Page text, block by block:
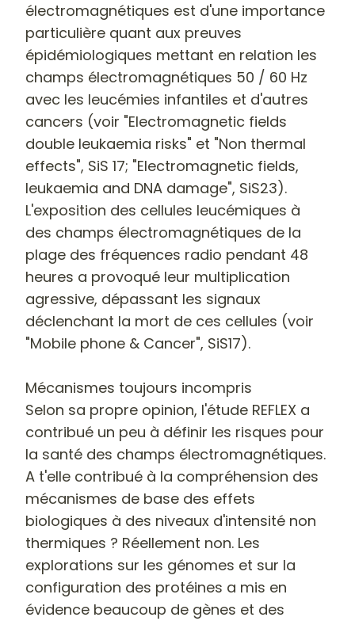
électromagnétiques est d'une importance
particulière quant aux preuves
épidémiologiques mettant en relation les
champs électromagnétiques 50 / 60 Hz
avec les leucémies infantiles et d'autres
cancers (voir "Electromagnetic fields
double leukaemia risks" et "Non thermal
effects", SiS 17; "Electromagnetic fields,
leukaemia and DNA damage", SiS23).
L'exposition des cellules leucémiques à
des champs électromagnétiques de la
plage des fréquences radio pendant 48
heures a provoqué leur multiplication
agressive, dépassant les signaux
déclenchant la mort de ces cellules (voir
"Mobile phone & Cancer", SiS17).
Mécanismes toujours incompris
Selon sa propre opinion, l'étude REFLEX a
contribué un peu à définir les risques pour
la santé des champs électromagnétiques.
A t'elle contribué à la compréhension des
mécanismes de base des effets
biologiques à des niveaux d'intensité non
thermiques ? Réellement non. Les
explorations sur les génomes et sur la
configuration des protéines a mis en
évidence beaucoup de gènes et des